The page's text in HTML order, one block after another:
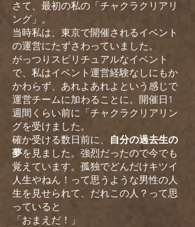
さて、最初の私の「チャクラクリアリ
ング」。
当時私は、東京で開催されるイベント
の運営にたずさわっていました。
がっつりスピリチュアルなイベント
で、私はイベント運営経験なしにもか
かわらず、あれよあれよという感じで
運営チームに加わることに。開催日1
週間くらい前に「チャクラクリアリン
グを受けました。
確か受ける数日前に、 自分の過去生の
夢を見ました。強烈だったので今でも
覚えています。孤独でどんだけキツイ
人生やねん！って思うような男性の人
生を見せられて、だれこの人？って思
っていると
「おまえだ！」